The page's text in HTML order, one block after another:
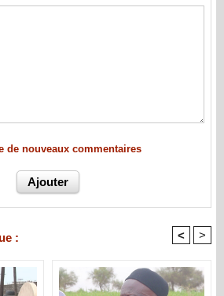
de nouveaux commentaires
: < >